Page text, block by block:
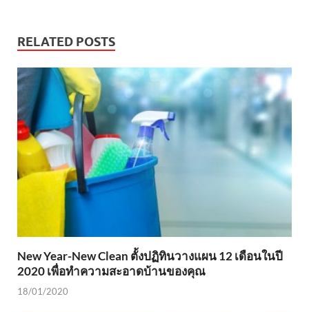
RELATED POSTS
New Year-New Clean ตั้งปฏิทินวางแผน 12 เดือนในปี
2020 เพื่อทำความสะอาดบ้านของคุณ
18/01/2020